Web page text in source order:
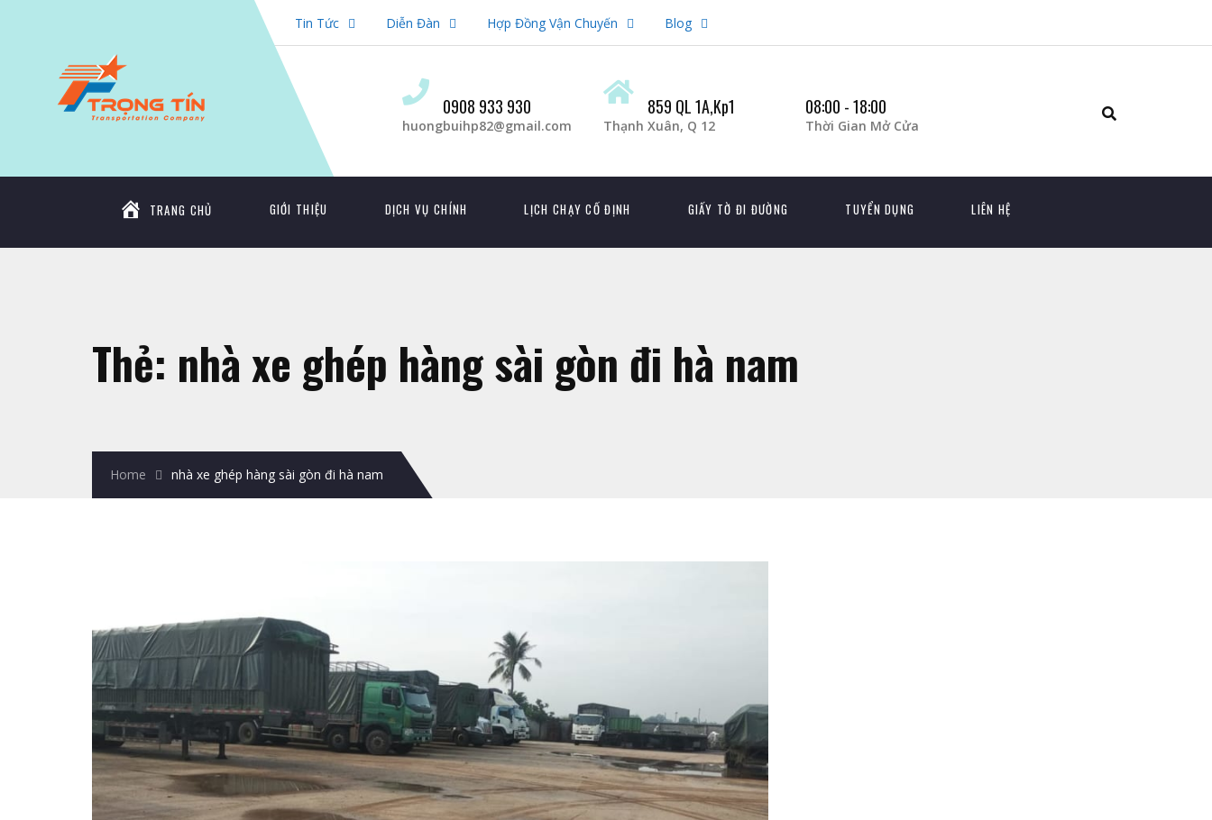
Tin Tức Diễn Đàn Hợp Đồng Vận Chuyến Blog
0908 933 930
huongbuihp82@gmail.com
859 QL 1A,Kp1
Thạnh Xuân, Q 12
08:00 - 18:00
Thời Gian Mở Cửa
TRANG CHỦ GIỚI THIỆU DỊCH VỤ CHÍNH LỊCH CHẠY CỐ ĐỊNH GIẤY TỜ ĐI ĐƯỜNG TUYỂN DỤNG LIÊN HỆ
Thẻ: nhà xe ghép hàng sài gòn đi hà nam
Home nhà xe ghép hàng sài gòn đi hà nam